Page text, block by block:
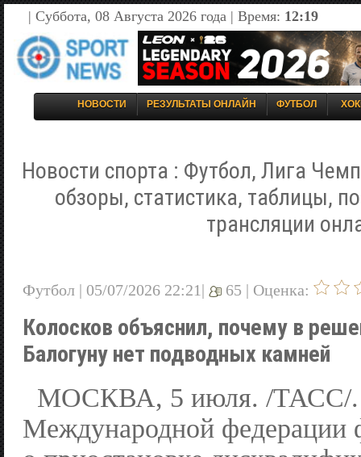
| Суббота, 08 Августа 2026 года | Время: 12:19
НОВОСТИ РЕЗУЛЬТАТЫ ОНЛАЙН ФУТБОЛ
Новости спорта : Футбол, Лига
обзоры, статистика, таблицы,
трансляции
Футбол | 05/07/2026 22:21| 65 | Оценка:
Колосков объяснил, почему в
Балогуну нет подводных камней
МОСКВА, 5 июля. /ТАСС/.
Международной